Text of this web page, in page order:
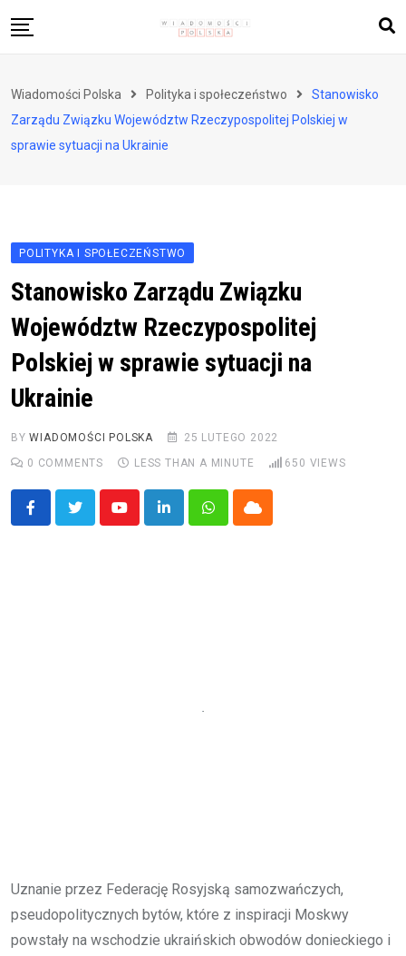
to
Zdrowie i styl życia
Polityka i społeczeństwo
Wiadomości Polska Polityka i społeczeństwo
Stanowisko
Zarządu Związku Województw Rzeczypospolitej Polskiej w
sprawie sytuacji na Ukrainie
POLITYKA I SPOŁECZEŃSTWO
Stanowisko Zarządu Związku
Województw Rzeczypospolitej
Polskiej w sprawie sytuacji na
Ukrainie
BYWIADOMOŚCI POLSKA
25 LUTEGO 2022
0 COMMENTS LESS THAN A MINUTE 650 VIEWS
YoutubeLinkedInWhatsappCloud
Uznanie przez Federację Rosyjską samozwańczych,
pseudopolitycznych bytów, które z inspiracji Moskwy
powstały na wschodzie ukraińskich obwodów donieckiego i